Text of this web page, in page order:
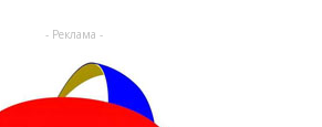
- Реклама -